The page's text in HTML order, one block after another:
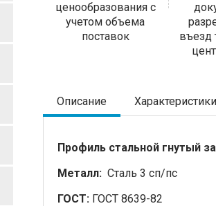
ценообразования с
учетом объема
поставок
въезд
Описание Характеристики
Профиль стальной гнутый
Металл: Сталь 3 сп/пс
ГОСТ: ГОСТ 8639-82